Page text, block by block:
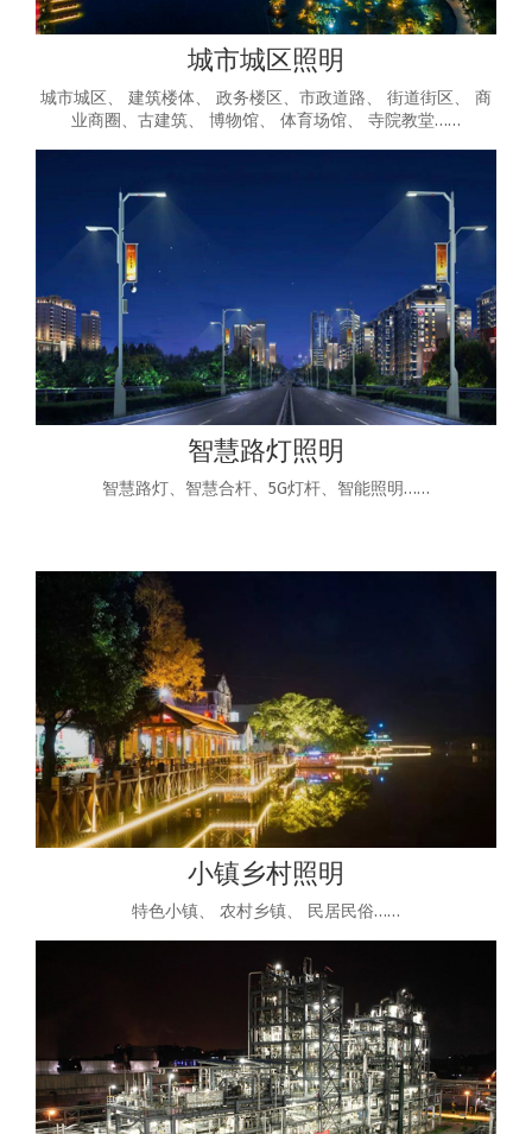
城市城区照明
城市城区、 建筑楼体、 政务楼区、市政道路、 街道街区、 商
业商圈、古建筑、 博物馆、 体育场馆、 寺院教堂……
智慧路灯照明
智慧路灯、智慧合杆、5G灯杆、智能照明……
小镇乡村照明
特色小镇、 农村乡镇、 民居民俗……